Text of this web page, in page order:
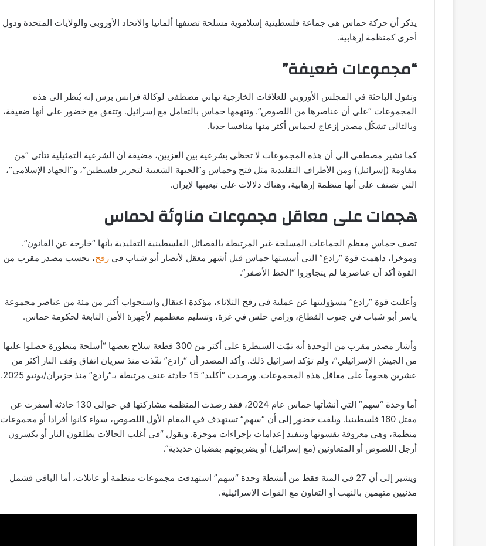
يذكر أن حركة حماس هي جماعة فلسطينية إسلاموية مسلحة تصنفها ألمانيا والاتحاد الأوروبي والولايات المتحدة ودول
أخرى كمنظمة إرهابية.
“مجموعات ضعيفة”
وتقول الباحثة في المجلس الأوروبي للعلاقات الخارجية تهاني مصطفى لوكالة فرانس برس إنه يُنظر الى هذه
المجموعات “على أن عناصرها من اللصوص”. وتتهمها حماس بالتعامل مع إسرائيل. وتتفق مع خضور على أنها ضعيفة،
وبالتالي تشكّل مصدر إزعاج لحماس أكثر منها منافسا جديا.
كما تشير مصطفى الى أن هذه المجموعات لا تحظى بشرعية بين الغزيين، مضيفة أن الشرعية التمثيلية تتأتى “من
مقاومة (إسرائيل) ومن الأطراف التقليدية مثل فتح وحماس و”الجبهة الشعبية لتحرير فلسطين”، و”الجهاد الإسلامي”،
التي تصنف على أنها منظمة إرهابية، وهناك دلالات على تبعيتها لإيران.
هجمات على معاقل مجموعات مناوئة لحماس
تصف حماس معظم الجماعات المسلحة غير المرتبطة بالفصائل الفلسطينية التقليدية بأنها “خارجة عن القانون”.
ومؤخرا، داهمت قوة “رادع” التي أسستها حماس قبل أشهر معقل لأنصار أبو شباب في رفح، بحسب مصدر مقرب من
القوة أكد أن عناصرها لم يتجاوزوا “الخط الأصفر”.
وأعلنت قوة “رادع” مسؤوليتها عن عملية في رفح الثلاثاء، مؤكدة اعتقال واستجواب أكثر من مئة من عناصر مجموعة
ياسر أبو شباب في جنوب القطاع، ورامي حلس في غزة، وتسليم معظمهم لأجهزة الأمن التابعة لحكومة حماس.
وأشار مصدر مقرب من الوحدة أنه تمّت السيطرة على أكثر من 300 قطعة سلاح بعضها “أسلحة متطورة حصلوا عليها
من الجيش الإسرائيلي”، ولم تؤكد إسرائيل ذلك. وأكد المصدر أن “رادع” نفّذت منذ سريان اتفاق وقف النار أكثر من
عشرين هجوماً على معاقل هذه المجموعات. ورصدت “أكليد” 15 حادثة عنف مرتبطة بـ”رادع” منذ حزيران/يونيو 2025.
أما وحدة “سهم” التي أنشأتها حماس عام 2024، فقد رصدت المنظمة مشاركتها في حوالى 130 حادثة أسفرت عن
مقتل 160 فلسطينيا. ويلفت خضور إلى أن “سهم” تستهدف في المقام الأول اللصوص، سواء كانوا أفرادا أو مجموعات
منظمة، وهي معروفة بقسوتها وتنفيذ إعدامات بإجراءات موجزة. ويقول “في أغلب الحالات يطلقون النار أو يكسرون
أرجل اللصوص أو المتعاونين (مع إسرائيل) أو يضربونهم بقضبان حديدية”.
ويشير إلى أن 27 في المئة فقط من أنشطة وحدة “سهم” استهدفت مجموعات منظمة أو عائلات، أما الباقي فشمل
مدنيين متهمين بالنهب أو التعاون مع القوات الإسرائيلية.